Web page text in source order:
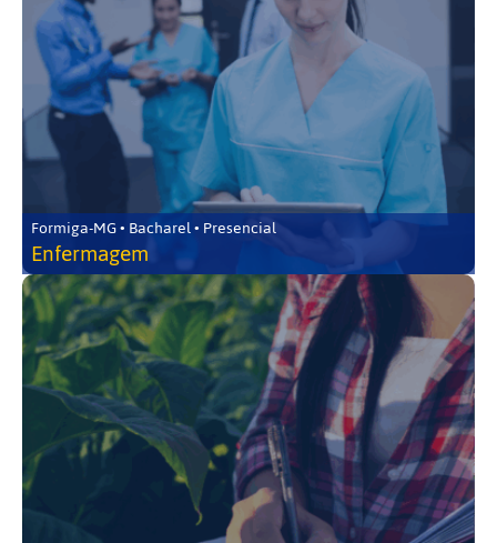
Formiga-MG • Bacharel • Presencial
Enfermagem